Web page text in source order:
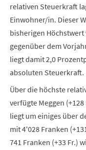
relativen Steuerkraft
Einwohner/in. Dieser
bisherigen
gegenüber dem
liegt damit 2,0
absoluten Steuerkraft.
Über die höchste
verfügte Meggen
liegt um einiges über
mit 4'028 Franken
741 Franken (+33 Fr.)